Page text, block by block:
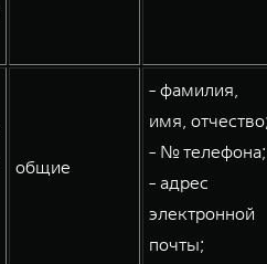
общие
- фамилия,
имя,
- № телефона;
- адрес
электронной
почты;